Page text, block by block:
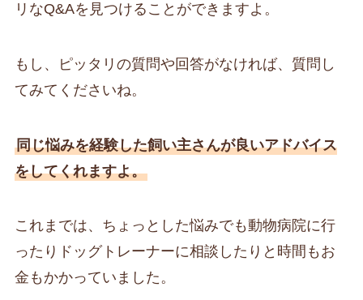
リなQ&Aを見つけることができますよ。
もし、ピッタリの質問や回答がなければ、質問し
てみてくださいね。
同じ悩みを経験した飼い主さんが良いアドバイス
をしてくれますよ。
これまでは、ちょっとした悩みでも動物病院に行
ったりドッグトレーナーに相談したりと時間もお
金もかかっていました。